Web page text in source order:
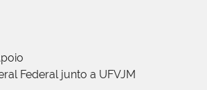
Federal junto a UFVJM